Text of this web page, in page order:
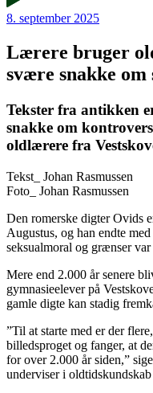
8. september 2025
Lærere bruger
svære snakke om
Tekster fra antikken
snakke om
oldlærere fra
Tekst_ Johan Rasmussen
Foto_ Johan Rasmussen
Den romerske digter Ovids
Augustus, og han endte
seksualmoral og grænser
Mere end 2.000 år senere
gymnasieelever på
gamle digte kan stadig
”Til at starte med er der
billedsproget og fanger, at
for over 2.000 år siden,”
underviser i